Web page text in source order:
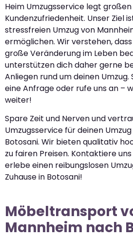
Heim Umzugsservice legt
Kundenzufriedenheit. Unser Ziel
stressfreien Umzug von
ermöglichen. Wir verstehen,
große Veränderung im Leben
unterstützen dich daher gerne
Anliegen rund um deinen
eine Anfrage oder rufe uns an –
weiter!
Spare Zeit und Nerven und
Umzugsservice für deinen
Botosani. Wir bieten qualitativ
zu fairen Preisen. Kontaktiere
erlebe einen reibungslosen
Zuhause in Botosani!
Möbeltransport
Mannheim nach